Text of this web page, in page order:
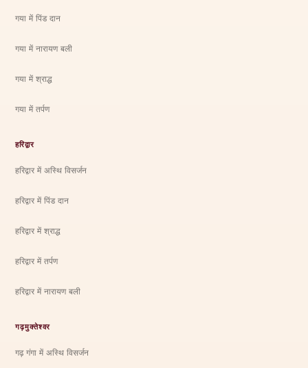
गया में पिंड दान
गया में नारायण बली
गया में श्राद्ध
गया में तर्पण
हरिद्वार
हरिद्वार में अस्थि विसर्जन
हरिद्वार में पिंड दान
हरिद्वार में श्राद्ध
हरिद्वार में तर्पण
हरिद्वार में नारायण बली
गढ़मुक्तेश्वर
गढ़ गंगा में अस्थि विसर्जन